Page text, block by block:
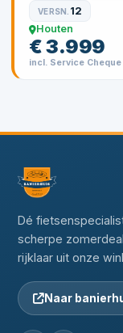
VERSN. 12
Houten
€ 3.999
incl. Service
Dé
scherpe
rijklaar uit onze
Naar